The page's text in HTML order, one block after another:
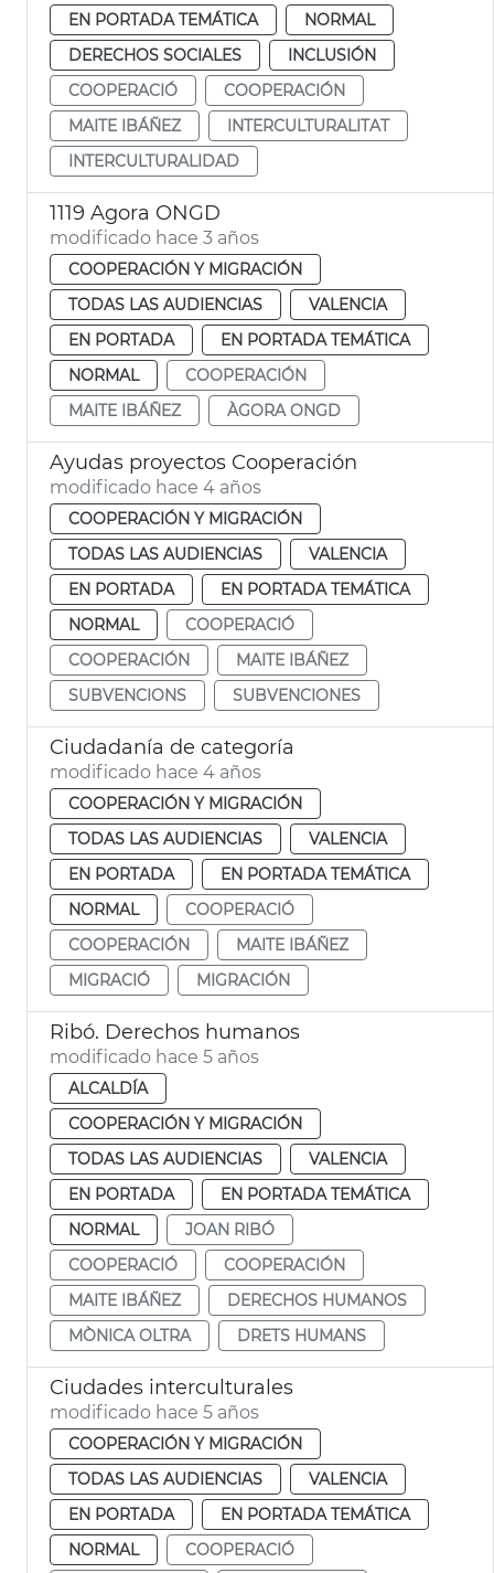
EN PORTADA TEMÁTICA
NORMAL
DERECHOS SOCIALES
INCLUSIÓN
COOPERACIÓ
COOPERACIÓN
MAITE IBÁÑEZ
INTERCULTURALITAT
INTERCULTURALIDAD
1119 Agora ONGD
modificado hace 3 años
COOPERACIÓN Y MIGRACIÓN
TODAS LAS AUDIENCIAS
VALENCIA
EN PORTADA
EN PORTADA TEMÁTICA
NORMAL
COOPERACIÓN
MAITE IBÁÑEZ
ÀGORA ONGD
Ayudas proyectos Cooperación
modificado hace 4 años
COOPERACIÓN Y MIGRACIÓN
TODAS LAS AUDIENCIAS
VALENCIA
EN PORTADA
EN PORTADA TEMÁTICA
NORMAL
COOPERACIÓ
COOPERACIÓN
MAITE IBÁÑEZ
SUBVENCIONS
SUBVENCIONES
Ciudadanía de categoría
modificado hace 4 años
COOPERACIÓN Y MIGRACIÓN
TODAS LAS AUDIENCIAS
VALENCIA
EN PORTADA
EN PORTADA TEMÁTICA
NORMAL
COOPERACIÓ
COOPERACIÓN
MAITE IBÁÑEZ
MIGRACIÓ
MIGRACIÓN
Ribó. Derechos humanos
modificado hace 5 años
ALCALDÍA
COOPERACIÓN Y MIGRACIÓN
TODAS LAS AUDIENCIAS
VALENCIA
EN PORTADA
EN PORTADA TEMÁTICA
NORMAL
JOAN RIBÓ
COOPERACIÓ
COOPERACIÓN
MAITE IBÁÑEZ
DERECHOS HUMANOS
MÒNICA OLTRA
DRETS HUMANS
Ciudades interculturales
modificado hace 5 años
COOPERACIÓN Y MIGRACIÓN
TODAS LAS AUDIENCIAS
VALENCIA
EN PORTADA
EN PORTADA TEMÁTICA
NORMAL
COOPERACIÓ